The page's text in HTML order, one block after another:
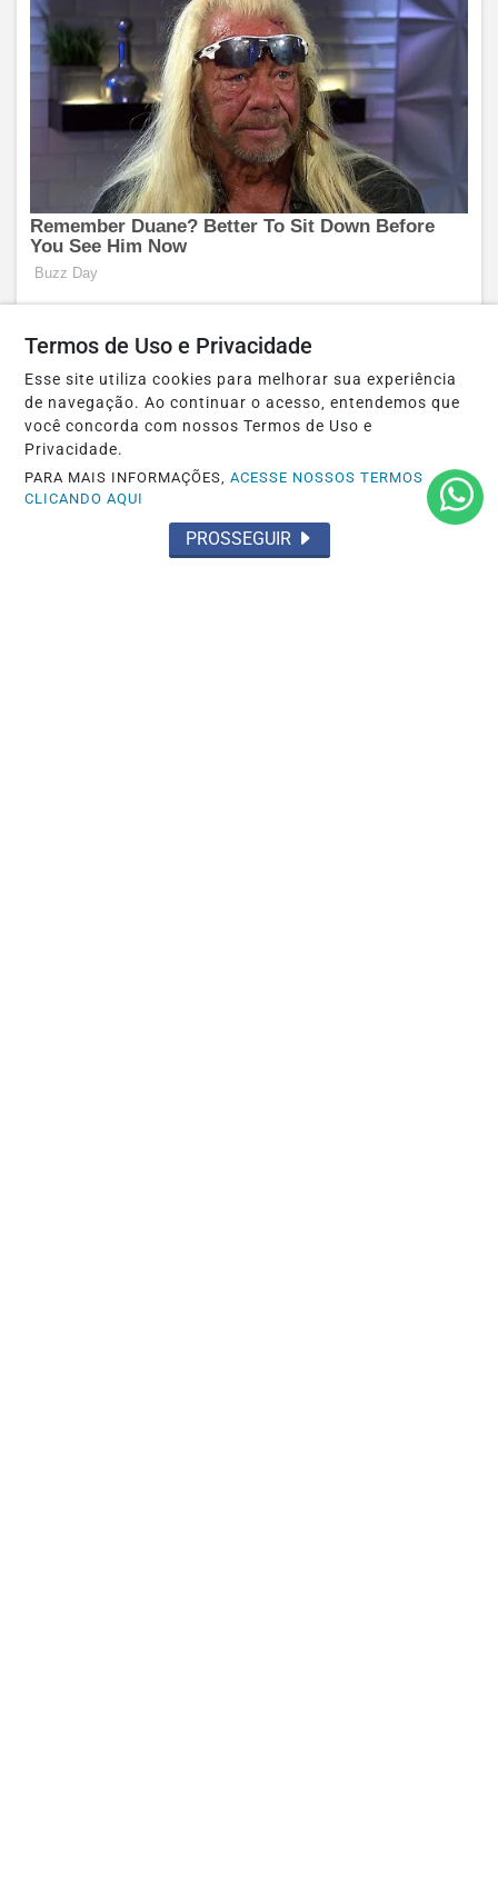
Termos de Uso e Privacidade
Esse site utiliza cookies para melhorar sua experiência
de navegação. Ao continuar o acesso, entendemos que
você concorda com nossos Termos de Uso e
Privacidade.
PARA MAIS INFORMAÇÕES,ACESSE NOSSOS TERMOS
CLICANDO AQUI
PROSSEGUIR